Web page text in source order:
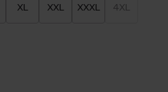
XL XXL XXXL 4XL